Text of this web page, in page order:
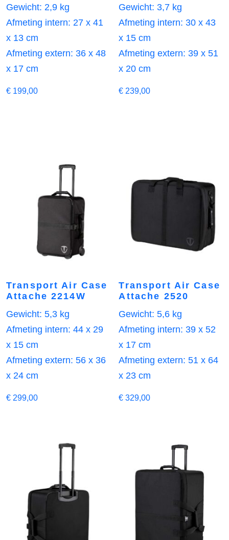
Gewicht: 2,9 kg
Afmeting intern: 27 x 41
x 13 cm
Afmeting extern: 36 x 48
x 17 cm
€ 199,00
Gewicht: 3,7 kg
Afmeting intern: 30 x 43
x 15 cm
Afmeting extern: 39 x 51
x 20 cm
€ 239,00
Transport Air Case
Attache 2214W
Gewicht: 5,3 kg
Afmeting intern: 44 x 29
x 15 cm
Afmeting extern: 56 x 36
x 24 cm
€ 299,00
Transport Air Case
Attache 2520
Gewicht: 5,6 kg
Afmeting intern: 39 x 52
x 17 cm
Afmeting extern: 51 x 64
x 23 cm
€ 329,00